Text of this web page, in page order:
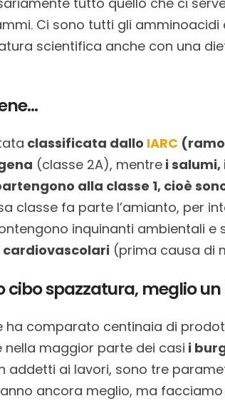
Ci sono tutti gli amminoacidi
scientifica anche con una
classificata dallo IARC(ramo
(classe 2A), mentrei salumi,
alla classe 1, cioè
classe fa parte l’amianto, per
inquinanti ambientali e
(prima causa di
cibo spazzatura, meglio
ha comparato centinaia di
maggior parte dei casi i
addetti ai lavori, sono tre
ancora meglio, ma